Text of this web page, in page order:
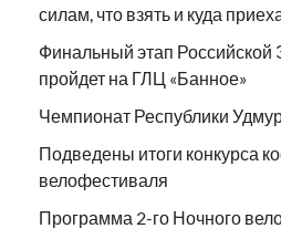
силам, что взять и куда
Финальный этап
пройдет на ГЛЦ «Банное»
Чемпионат Республики
Подведены итоги конкурса
велофестиваля
Программа 2-го Ночного